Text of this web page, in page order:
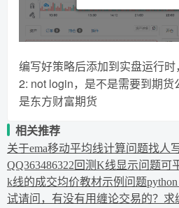
编写好策略后添加到实盘运行
2: not login，是不是需要到期
是东方财富期货
相关推荐
关于ema移动平均线计算问题找人
QQ363486322 回测K线显示问题可
k线的成交均价教材示例问题
试请问，有没有用缠论交易的？求